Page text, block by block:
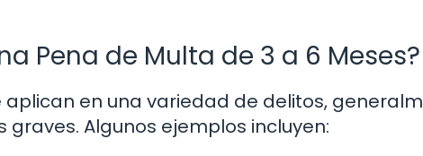
Pena de Multa de 3 a 6 Meses?
aplican en una variedad de delitos,
Algunos ejemplos incluyen: